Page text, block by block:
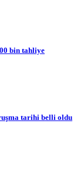
bin tahliye
tarihi belli oldu